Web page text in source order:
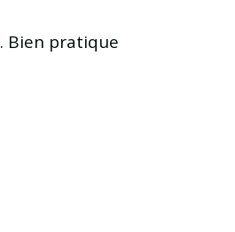
. Bien pratique